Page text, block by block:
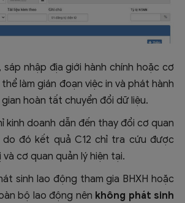
sáp nhập địa giới hành chính hoặc cơ
làm gián đoạn việc in và phát hành
hoàn tất chuyển đổi dữ liệu.
kinh doanh dẫn đến thay đổi cơ quan
do đó kết quả C12 chỉ tra cứu được
cơ quan quản lý hiện tại.
sinh lao động tham gia BHXH hoặc
bộ lao động nên không phát sinh